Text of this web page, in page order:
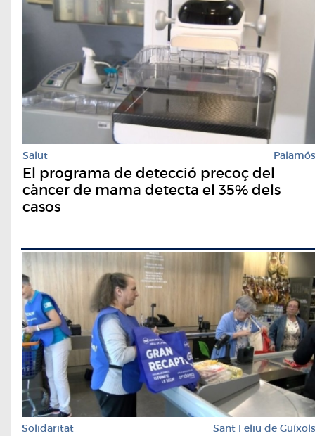
Salut Palamós
El programa de detecció precoç del
càncer de mama detecta el 35% dels
casos
Solidaritat Sant Feliu de Guíxols